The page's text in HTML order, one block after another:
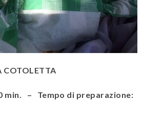
COTOLETTA
min. – Tempo di preparazione: